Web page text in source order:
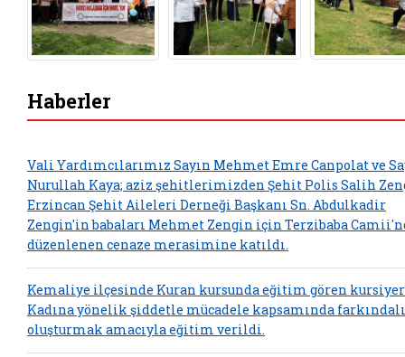
Haberler
Vali Yardımcılarımız Sayın Mehmet Emre Canpolat ve
Nurullah Kaya; aziz şehitlerimizden Şehit Polis Salih
Erzincan Şehit Aileleri Derneği Başkanı Sn. Abdulkadir
Zengin'in babaları Mehmet Zengin için Terzibaba
düzenlenen cenaze merasimine katıldı.
Kemaliye ilçesinde Kuran kursunda eğitim gören
Kadına yönelik şiddetle mücadele kapsamında
oluşturmak amacıyla eğitim verildi.